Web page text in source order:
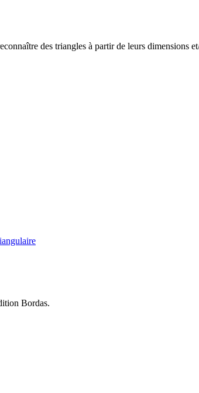
des triangles à partir de leurs dimensions
Bordas.